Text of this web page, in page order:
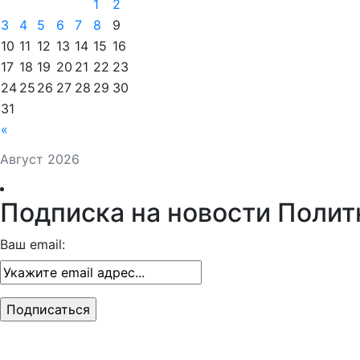
Август 2026
«
1
2
3
4 5 6 7 8
9
10 11 12 13 14 15 16
17 18 19 20 21 22 23
24 25 26 27 28 29 30
31
Подписка на новости
Ваш email: